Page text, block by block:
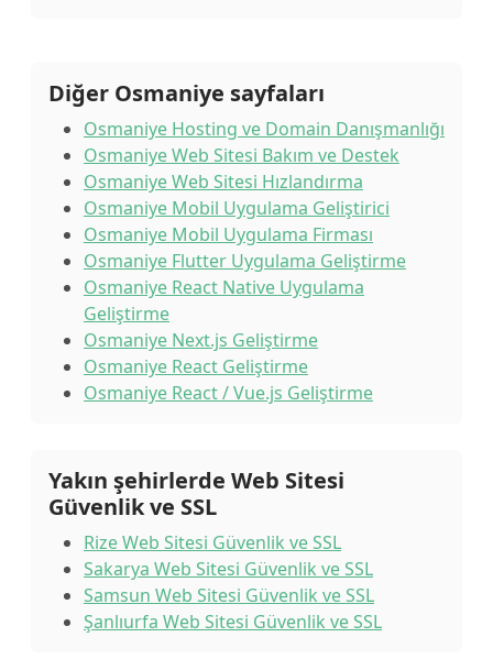
Diğer Osmaniye sayfaları
Osmaniye Hosting ve Domain Danışmanlığı
Osmaniye Web Sitesi Bakım ve Destek
Osmaniye Web Sitesi Hızlandırma
Osmaniye Mobil Uygulama Geliştirici
Osmaniye Mobil Uygulama Firması
Osmaniye Flutter Uygulama Geliştirme
Osmaniye React Native Uygulama
Geliştirme
Osmaniye Next.js Geliştirme
Osmaniye React Geliştirme
Osmaniye React / Vue.js Geliştirme
Yakın şehirlerde Web Sitesi
Güvenlik ve SSL
Rize Web Sitesi Güvenlik ve SSL
Sakarya Web Sitesi Güvenlik ve SSL
Samsun Web Sitesi Güvenlik ve SSL
Şanlıurfa Web Sitesi Güvenlik ve SSL